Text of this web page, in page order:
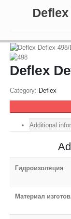
Deflex
Deflex
Category: Deflex
Additional
Гидроизоляция
Материал